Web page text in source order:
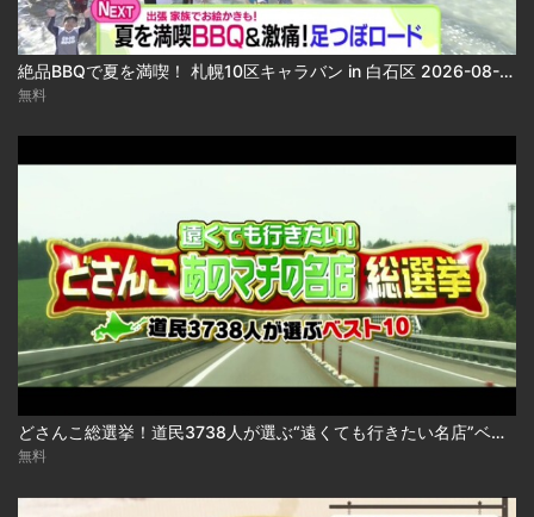
絶品BBQで夏を満喫！ 札幌10区キャラバン in 白石区 2026-08-06
無料
どさんこ総選挙！道民3738人が選ぶ“遠くても行きたい名店”ベスト10 2026-08-06
無料